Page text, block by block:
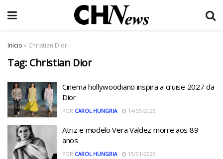
Início » Christian Dior
Tag: Christian Dior
Cinema hollywoodiano inspira a cruise 2027 da
Dior
POR CAROL HUNGRIA 14/05/2026
Atriz e modelo Vera Valdez morre aos 89
anos
POR CAROL HUNGRIA 15/01/2026